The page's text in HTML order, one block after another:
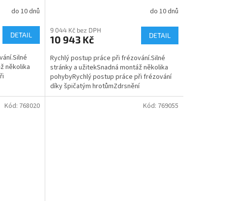
do 10 dnů
DETAIL
několika
do 10 dnů
9 044 Kč bez DPH
10 943 Kč DETAIL
Rychlý postup práce při frézování.Silné
stránky a užitekSnadná montáž několika
pohybyRychlý postup práce při frézování
díky špičatým hrotůmZdrsnění
povrchuStěžejní oblasti...
Kód: 768020 Kód: 769055